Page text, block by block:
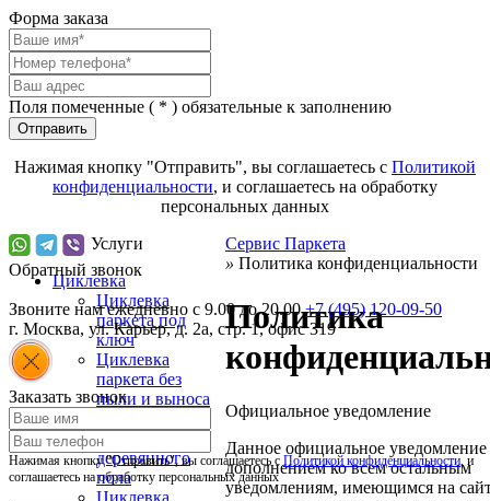
Форма заказа
Поля помеченные ( * ) обязательные к заполнению
Отправить
Нажимая кнопку "Отправить", вы соглашаетесь с Политикой
конфиденциальности, и соглашаетесь на обработку
персональных данных
Обратный звонок
Звоните нам ежедневно с 9.00 до 20.00 +7 (495) 120-09-50
г. Москва, ул. Карьер, д. 2а, стр. 1, офис 319
Заказать звонок
Нажимая кнопку "Отправить", вы соглашаетесь с Политикой конфиденциальности, и
соглашаетесь на обработку персональных данных
Услуги
Циклевка
Циклевка
паркета под
ключ
Циклевка
паркета без
пыли и выноса
Циклевка
деревянного
пола
Циклевка
Сервис Паркета
» Политика конфиденциальности
Политика
Официальное уведомление
Данное официальное уведомление
дополнением ко всем остальным
уведомлениям, имеющимся на